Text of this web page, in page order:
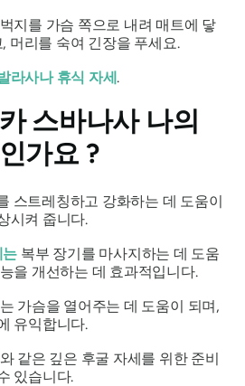
지를 가슴 쪽으로 내려 매트에 닿
머리를 숙여 긴장을 푸세요.
라사나휴식 자세.
스바나사나의
가요 ?
스트레칭하고 강화하는 데 도움이
시켜 줍니다.
는 복부 장기를 마사지하는 데 도움
을 개선하는 데 효과적입니다.
가슴을 열어주는 데 도움이 되며,
유익합니다.
같은 깊은 후굴 자세를 위한 준비
있습니다.